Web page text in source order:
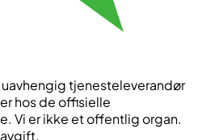
tjenesteleverandør
hos de offisielle
Vi er ikke et offentlig organ.